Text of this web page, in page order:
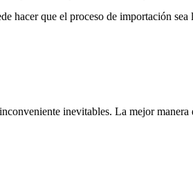
hacer que el proceso de importación
inevitables. La mejor